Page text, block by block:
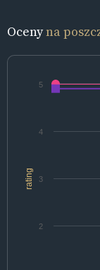
Ocenyna
rating
2
3
4
5